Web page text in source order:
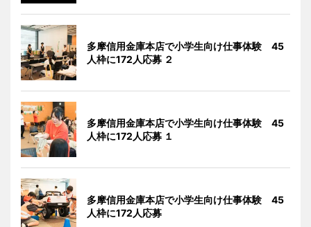
多摩信用金庫本店で小学生向け仕事体験 45
人枠に172人応募 ２
多摩信用金庫本店で小学生向け仕事体験 45
人枠に172人応募 １
多摩信用金庫本店で小学生向け仕事体験 45
人枠に172人応募